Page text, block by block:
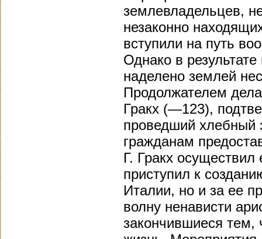
землевладельцев,
незаконно
вступили на путь
Однако в
наделено землей
Продолжателем
Гракх (—123),
проведший хлебный
гражданам
Г. Гракх
приступил к
Италии, но и за ее
волну ненависти
закончившиеся тем,